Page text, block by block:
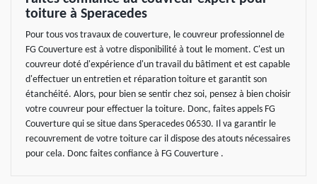
toiture à Speracedes
Pour tous vos travaux de couverture, le couvreur professionnel de
FG Couverture est à votre disponibilité à tout le moment. C'est un
couvreur doté d'expérience d'un travail du bâtiment et est capable
d'effectuer un entretien et réparation toiture et garantit son
étanchéité. Alors, pour bien se sentir chez soi, pensez à bien choisir
votre couvreur pour effectuer la toiture. Donc, faites appels FG
Couverture qui se situe dans Speracedes 06530. Il va garantir le
recouvrement de votre toiture car il dispose des atouts nécessaires
pour cela. Donc faites confiance à FG Couverture .